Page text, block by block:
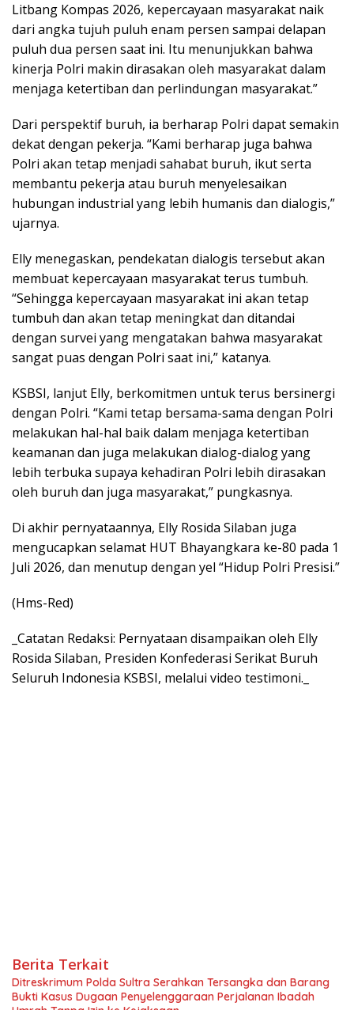
Litbang Kompas 2026, kepercayaan masyarakat naik
dari angka tujuh puluh enam persen sampai delapan
puluh dua persen saat ini. Itu menunjukkan bahwa
kinerja Polri makin dirasakan oleh masyarakat dalam
menjaga ketertiban dan perlindungan masyarakat.”
Dari perspektif buruh, ia berharap Polri dapat semakin
dekat dengan pekerja. “Kami berharap juga bahwa
Polri akan tetap menjadi sahabat buruh, ikut serta
membantu pekerja atau buruh menyelesaikan
hubungan industrial yang lebih humanis dan dialogis,”
ujarnya.
Elly menegaskan, pendekatan dialogis tersebut akan
membuat kepercayaan masyarakat terus tumbuh.
“Sehingga kepercayaan masyarakat ini akan tetap
tumbuh dan akan tetap meningkat dan ditandai
dengan survei yang mengatakan bahwa masyarakat
sangat puas dengan Polri saat ini,” katanya.
KSBSI, lanjut Elly, berkomitmen untuk terus bersinergi
dengan Polri. “Kami tetap bersama-sama dengan Polri
melakukan hal-hal baik dalam menjaga ketertiban
keamanan dan juga melakukan dialog-dialog yang
lebih terbuka supaya kehadiran Polri lebih dirasakan
oleh buruh dan juga masyarakat,” pungkasnya.
Di akhir pernyataannya, Elly Rosida Silaban juga
mengucapkan selamat HUT Bhayangkara ke-80 pada 1
Juli 2026, dan menutup dengan yel “Hidup Polri Presisi.”
(Hms-Red)
_Catatan Redaksi: Pernyataan disampaikan oleh Elly
Rosida Silaban, Presiden Konfederasi Serikat Buruh
Seluruh Indonesia KSBSI, melalui video testimoni._
Berita Terkait
Ditreskrimum Polda Sultra Serahkan Tersangka dan Barang
Bukti Kasus Dugaan Penyelenggaraan Perjalanan Ibadah